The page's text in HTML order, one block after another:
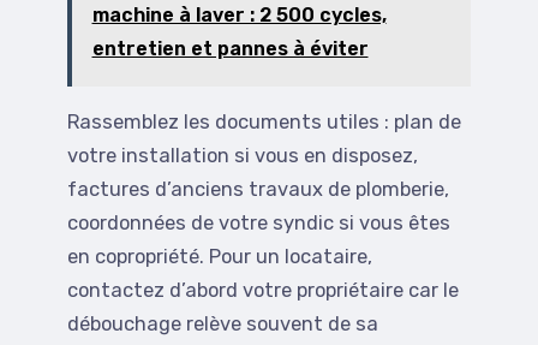
machine à laver : 2 500 cycles,
entretien et pannes à éviter
Rassemblez les documents utiles : plan de
votre installation si vous en disposez,
factures d’anciens travaux de plomberie,
coordonnées de votre syndic si vous êtes
en copropriété. Pour un locataire,
contactez d’abord votre propriétaire car le
débouchage relève souvent de sa